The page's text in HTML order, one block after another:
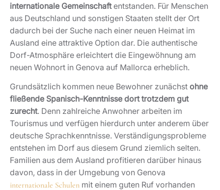
internationale Gemeinschaftentstanden. Für Menschen
aus Deutschland und sonstigen Staaten stellt der Ort
dadurch bei der Suche nach einer neuen Heimat im
Ausland eine attraktive Option dar. Die authentische
Dorf-Atmosphäre erleichtert die Eingewöhnung am
neuen Wohnort in Genova auf Mallorca erheblich.
Grundsätzlich kommen neue Bewohner zunächst ohne
fließende Spanisch-Kenntnisse dort trotzdem gut
zurecht. Denn zahlreiche Anwohner arbeiten im
Tourismus und verfügen hierdurch unter anderem über
deutsche Sprachkenntnisse. Verständigungsprobleme
entstehen im Dorf aus diesem Grund ziemlich selten.
Familien aus dem Ausland profitieren darüber hinaus
davon, dass in der Umgebung von Genova
internationale Schulen mit einem guten Ruf vorhanden